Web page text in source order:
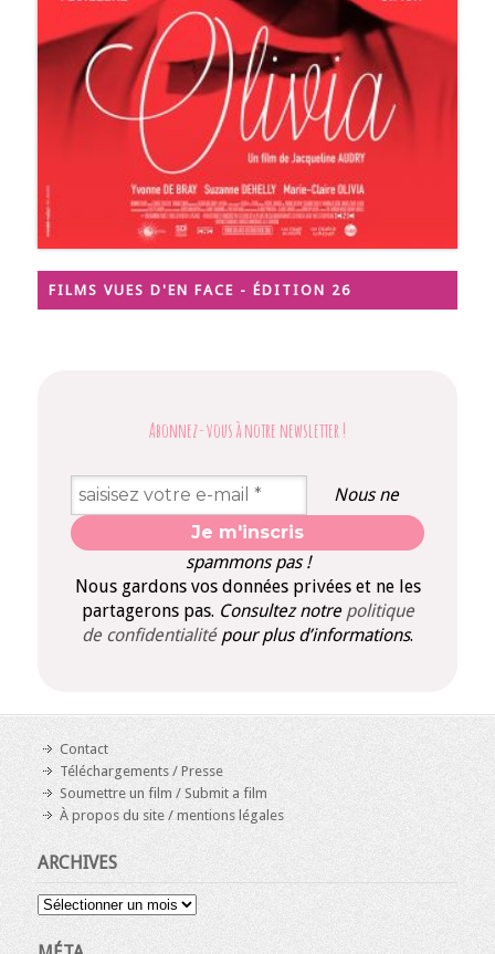
FILMS VUES D'EN FACE - ÉDITION 26
Abonnez-vous à notre newsletter!
Nous ne
spammons pas !
Nous gardons vos données privées et ne les
partagerons pas. Consultez notre politique
de confidentialité pour plus d’informations.
Contact
Téléchargements / Presse
Soumettre un film / Submit a film
À propos du site / mentions légales
ARCHIVES
Archives